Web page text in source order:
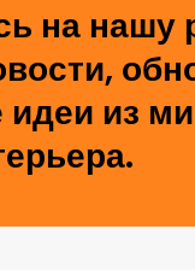
на нашу
из